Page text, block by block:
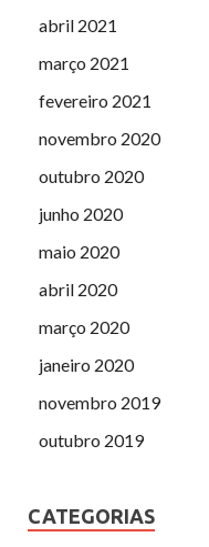
abril 2021
março 2021
fevereiro 2021
novembro 2020
outubro 2020
junho 2020
maio 2020
abril 2020
março 2020
janeiro 2020
novembro 2019
outubro 2019
CATEGORIAS